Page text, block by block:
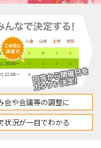
会や会議等の調整に
状況が一目でわかる